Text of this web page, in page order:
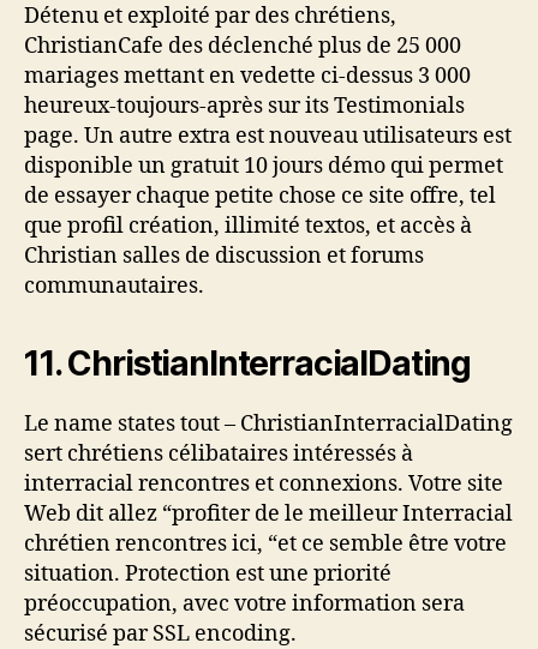
Détenu et exploité par des chrétiens,
ChristianCafe des déclenché plus de 25 000
mariages mettant en vedette ci-dessus 3 000
heureux-toujours-après sur its Testimonials
page. Un autre extra est nouveau utilisateurs est
disponible un gratuit 10 jours démo qui permet
de essayer chaque petite chose ce site offre, tel
que profil création, illimité textos, et accès à
Christian salles de discussion et forums
communautaires.
11. ChristianInterracialDating
Le name states tout – ChristianInterracialDating
sert chrétiens célibataires intéressés à
interracial rencontres et connexions. Votre site
Web dit allez “profiter de le meilleur Interracial
chrétien rencontres ici, “et ce semble être votre
situation. Protection est une priorité
préoccupation, avec votre information sera
sécurisé par SSL encoding.